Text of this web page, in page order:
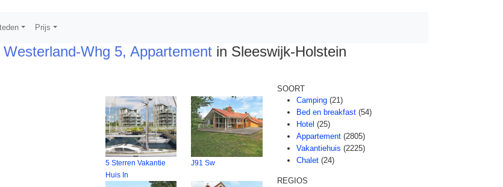
Prijs
Whg 5, Appartement in Sleeswijk-Holstein
5 Sterren Vakantie
Huis In
J91 Sw
SOORT
Camping (21)
Bed en breakfast (54)
Hotel (25)
Appartement (2805)
Vakantiehuis (2225)
Chalet (24)
REGIOS